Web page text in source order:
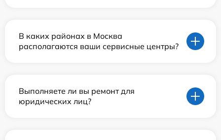
В каких районах в Москва
располагаются ваши сервисные центры?
Выполняете ли вы ремонт для
юридических лиц?